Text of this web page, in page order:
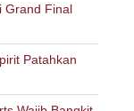
Grand Final
Patahkan